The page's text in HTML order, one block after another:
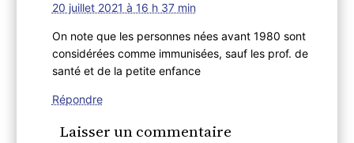
20 juillet 2021 à 16 h 37 min
On note que les personnes nées avant 1980 sont
considérées comme immunisées, sauf les prof. de
santé et de la petite enfance
Répondre
Laisser un commentaire